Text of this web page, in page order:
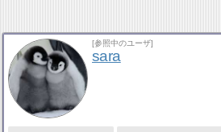
[参照中のユーザ]
sara